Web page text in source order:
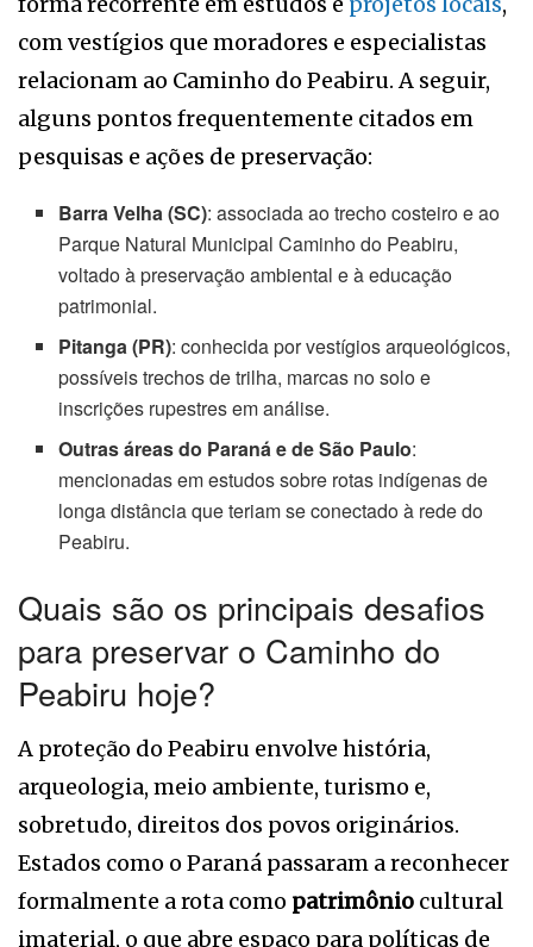
com vestígios que moradores e especialistas
relacionam ao Caminho do Peabiru. A seguir,
alguns pontos frequentemente citados em
pesquisas e ações de preservação:
Barra Velha (SC): associada ao trecho costeiro e ao
Parque Natural Municipal Caminho do Peabiru,
voltado à preservação ambiental e à educação
patrimonial.
Pitanga (PR): conhecida por vestígios arqueológicos,
possíveis trechos de trilha, marcas no solo e
inscrições rupestres em análise.
Outras áreas do Paraná e de São Paulo:
mencionadas em estudos sobre rotas indígenas de
longa distância que teriam se conectado à rede do
Peabiru.
Quais são os principais desafios
para preservar o Caminho do
Peabiru hoje?
A proteção do Peabiru envolve história,
arqueologia, meio ambiente, turismo e,
sobretudo, direitos dos povos originários.
Estados como o Paraná passaram a reconhecer
formalmente a rota como patrimônio cultural
imaterial, o que abre espaço para políticas de